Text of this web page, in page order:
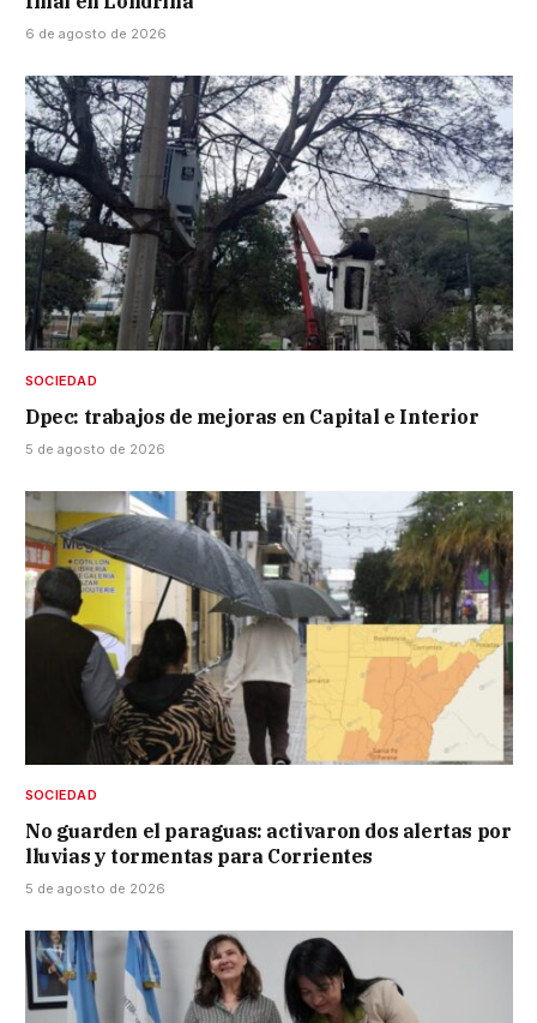
6 de agosto de 2026
SOCIEDAD
Dpec: trabajos de mejoras en Capital e Interior
5 de agosto de 2026
SOCIEDAD
No guarden el paraguas: activaron dos alertas por
lluvias y tormentas para Corrientes
5 de agosto de 2026